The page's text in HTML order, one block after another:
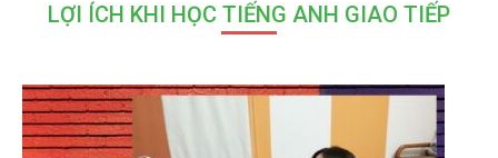
LỢI ÍCH KHI HỌC TIẾNG ANH GIAO TIẾP